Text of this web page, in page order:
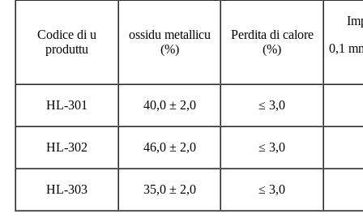
Codice di u
produttu
ossidu metallicu
(%)
Perdita di calore
(%)
0,1
HL-301 40,0 ± 2,0 ≤ 3,0
HL-302 46,0 ± 2,0 ≤ 3,0
HL-303 35,0 ± 2,0 ≤ 3,0